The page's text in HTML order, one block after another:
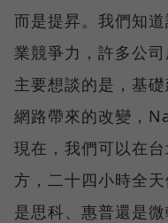
而是提昇。我們知
業競爭力，許多公
主要想談的是，基
網路帶來的改變，
現在，我們可以在
方，二十四小時全
是思科、惠普還是